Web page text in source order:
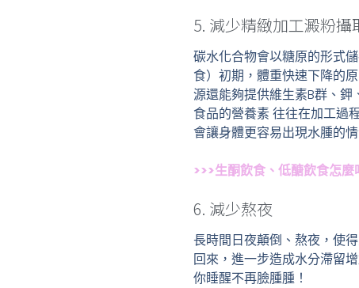
5. 減少精緻加工澱粉攝
碳水化合物會以糖原的形式
食）初期，體重快速下降的
源還能夠提供維生素B群、
食品的營養素 往往在加工過
會讓身體更容易出現水腫的情
>>>生酮飲食、低醣飲食怎
6. 減少熬夜
長時間日夜顛倒、熬夜，使
回來，進一步造成水分滯留
你睡醒不再臉腫腫！